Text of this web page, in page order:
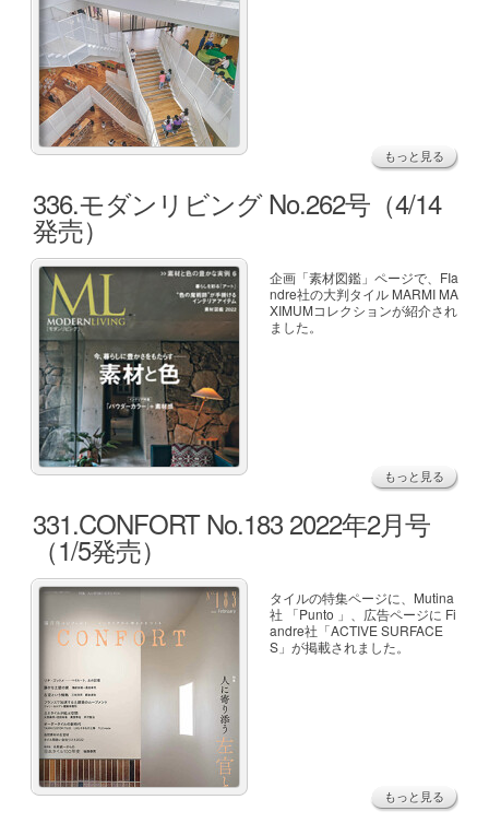
もっと見る
336.モダンリビング No.262号（4/14
発売）
企画「素材図鑑」ページで、FIa
ndre社の大判タイル MARMI MA
XIMUMコレクションが紹介され
ました。
もっと見る
331.CONFORT No.183 2022年2月号
（1/5発売）
タイルの特集ページに、Mutina
社 「Punto 」、広告ページに Fi
andre社「ACTIVE SURFACE
S」が掲載されました。
もっと見る